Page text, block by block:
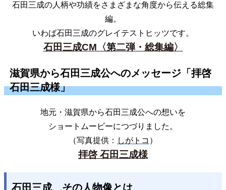
石田三成の人柄や功績をさまざまな角度から伝える総集
編。
いわば石田三成のグレイテストヒッツです。
石田三成CM〈第二弾・総集編〉
滋賀県から石田三成公へのメッセージ「拝啓
石田三成様」
地元・滋賀県から石田三成公への想いを
ショートムービーにつづりました。
（写真提供： しがトコ ）
拝啓 石田三成様
石田三成、その人物像とは